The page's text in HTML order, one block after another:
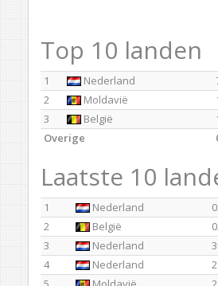
Top 10 landen
1 Nederland
2
Moldavië
3
België
Overige
Laatste 10
1 Nederland
2
België
3
Nederland
4
Nederland